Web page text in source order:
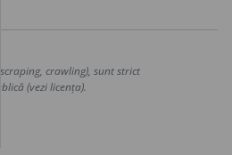
crawling), sunt strict
(vezi licența).